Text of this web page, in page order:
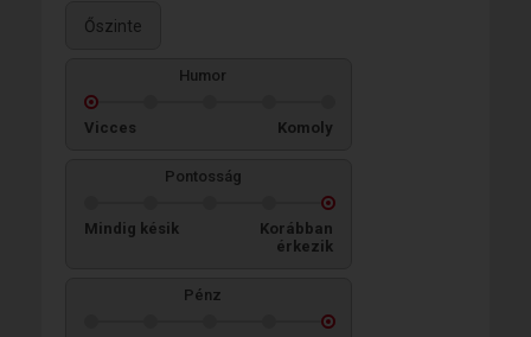
Őszinte
Humor
Vicces Komoly
Pontosság
Mindig késik
Korábban
érkezik
Pénz